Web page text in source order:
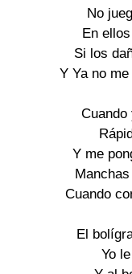
No
En
Si los
Y Ya no
Cuando
Y me
Cuando
El
Yo